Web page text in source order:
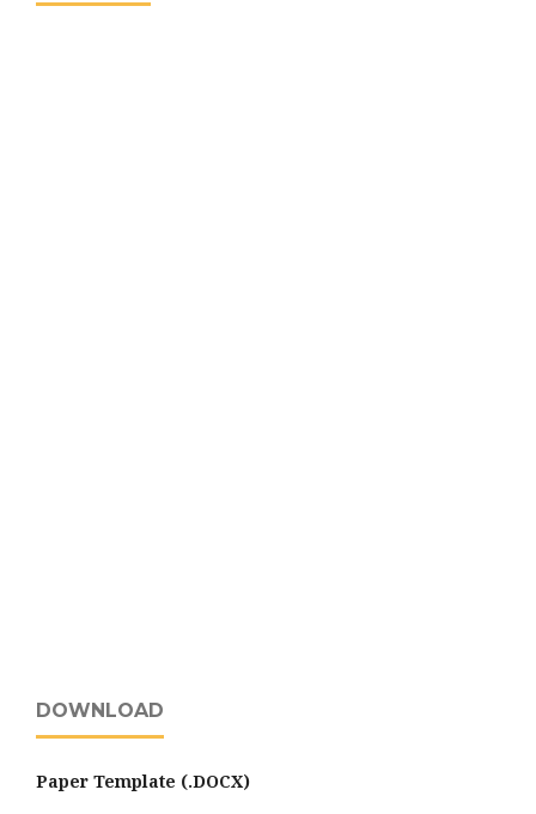
DOWNLOAD
Paper Template (.DOCX)